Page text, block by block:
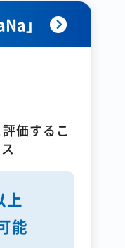
」
価するこ
上
能